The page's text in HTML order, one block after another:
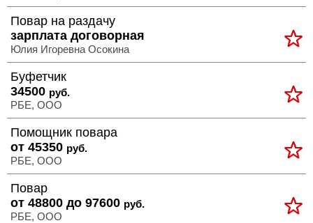
Повар на раздачу
зарплата договорная
Юлия Игоревна Осокина
Буфетчик
34500 руб.
РБЕ, ООО
Помощник повара
от 45350 руб.
РБЕ, ООО
Повар
от 48800 до 97600 руб.
РБЕ, ООО